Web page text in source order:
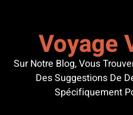
Voyage
Sur Notre Blog, Vous
Des Suggestions De
Spécifiquement